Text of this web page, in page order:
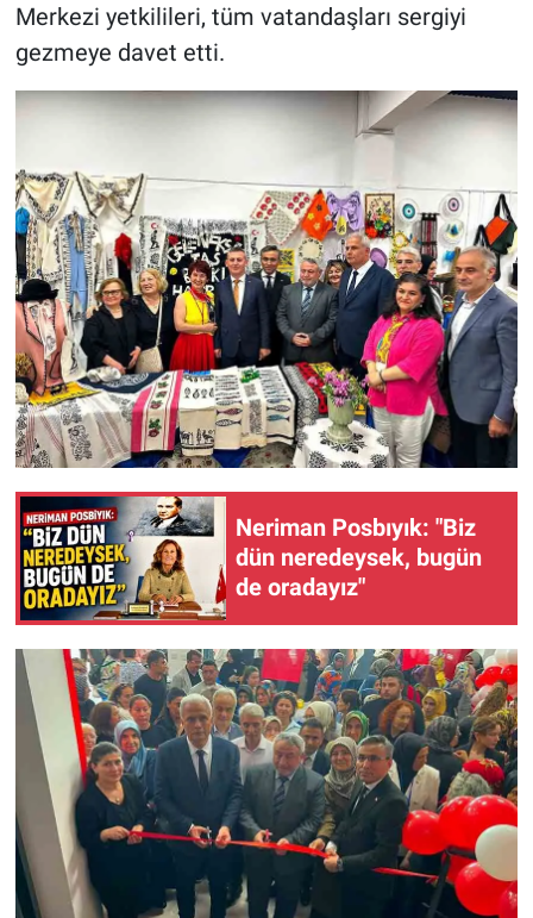
Merkezi yetkilileri, tüm vatandaşları sergiyi
gezmeye davet etti.
Neriman Posbıyık: "Biz
dün neredeysek, bugün
de oradayız"